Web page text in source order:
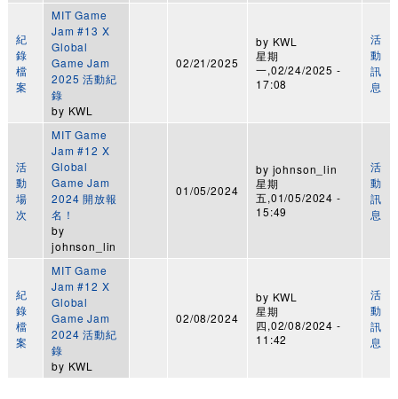
紀
錄
檔
案
MIT Game
Jam #13 X
Global
Game Jam
2025 活動紀
錄
by KWL
02/21/2025
by KWL
星期
一,02/24/2025 -
17:08
活
動
訊
息
活
動
場
次
MIT Game
Jam #12 X
Global
Game Jam
2024 開放報
名！
by
johnson_lin
01/05/2024
by johnson_lin
星期
五,01/05/2024 -
15:49
活
動
訊
息
紀
錄
檔
案
MIT Game
Jam #12 X
Global
Game Jam
2024 活動紀
錄
by KWL
02/08/2024
by KWL
星期
四,02/08/2024 -
11:42
活
動
訊
息